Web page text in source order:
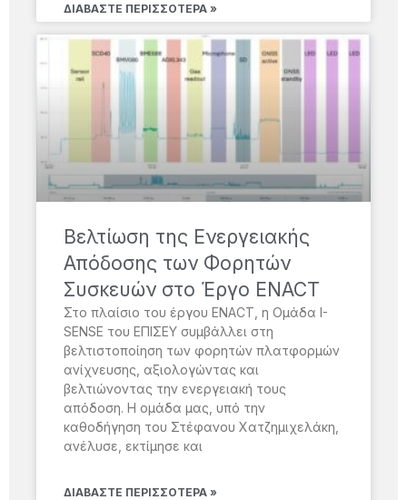
ΔΙΑΒΆΣΤΕ ΠΕΡΙΣΣΌΤΕΡΑ »
Βελτίωση της Ενεργειακής
Απόδοσης των Φορητών
Συσκευών στο Έργο ENACT
Στο πλαίσιο του έργου ENACT, η Ομάδα I-
SENSE του ΕΠΙΣΕΥ συμβάλλει στη
βελτιστοποίηση των φορητών πλατφορμών
ανίχνευσης, αξιολογώντας και
βελτιώνοντας την ενεργειακή τους
απόδοση. Η ομάδα μας, υπό την
καθοδήγηση του Στέφανου Χατζημιχελάκη,
ανέλυσε, εκτίμησε και
ΔΙΑΒΆΣΤΕ ΠΕΡΙΣΣΌΤΕΡΑ »